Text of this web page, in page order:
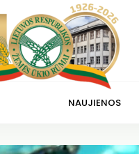
NAUJIENOS